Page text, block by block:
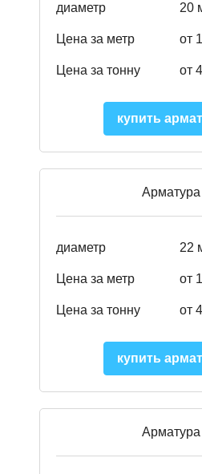
диаметр 20
Цена за метр от
Цена за тонну от
купить
Арматура
диаметр 22
Цена за метр от
Цена за тонну от
купить
Арматура